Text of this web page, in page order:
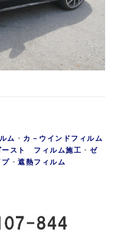
ム ・ カ－ウインドフィルム
ースト フィルム施工 ・ ゼ
・ 遮熱フィルム